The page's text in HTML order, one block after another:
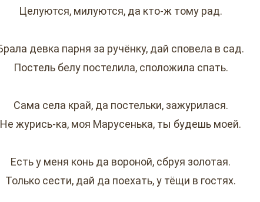
Целуются, милуются, да кто-ж тому рад.
девка парня за ручёнку, дай сповела в сад.
Постель белу постелила, сположила спать.
Сама села край, да постельки, зажурилася.
Не журись-ка, моя Марусенька, ты будешь моей.
Есть у меня конь да вороной, сбруя золотая.
Только сести, дай да поехать, у тёщи в гостях.